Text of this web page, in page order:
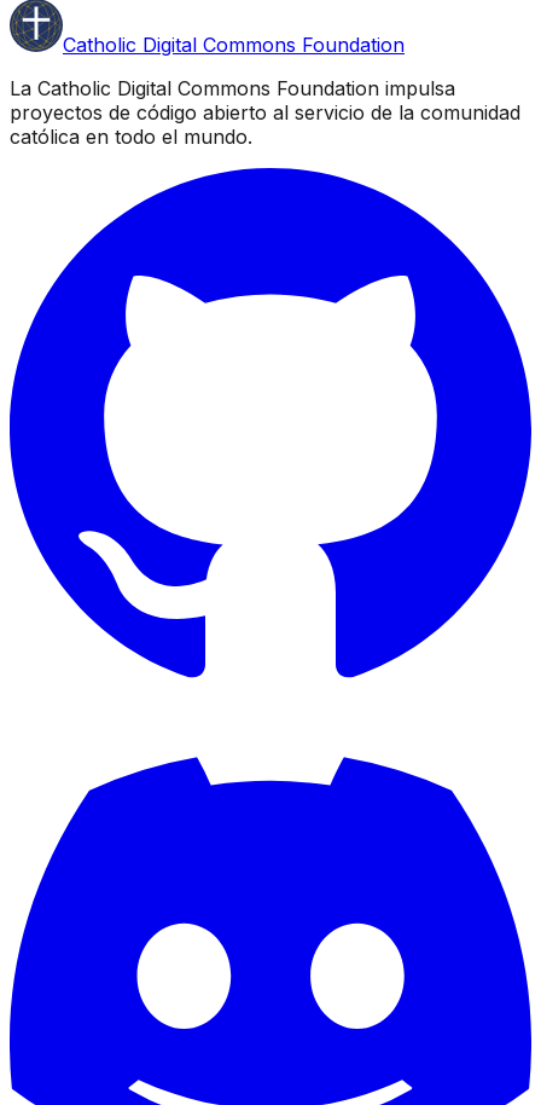
Catholic Digital Commons Foundation
La Catholic Digital Commons Foundation impulsa
proyectos de código abierto al servicio de la comunidad
católica en todo el mundo.